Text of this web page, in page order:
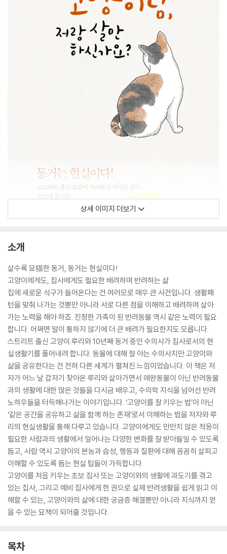
상세 이미지 더보기
소개
살수록 묘猫한 동거, 동거는 현실이다!
고양이에게도, 집사에게도 필요한 배려하며 반려하는 삶
집에 새로운 식구가 들어온다는 건 여러모로 매우 큰 사건입니다. 생활패
턴을 맞춰 나가는 것뿐만 아니라 서로 다른 점을 이해하고 배려하며 살아
가는 노력을 해야 하죠. 진정한 가족이 된 반려동물 역시 같은 노력이 필요
합니다. 어쩌면 말이 통하지 않기에 더 큰 배려가 필요한지도 모릅니다.
스트리트 출신 고양이 루리와 10년째 동거 중인 수의사가 집사로서의 현
실생활기를 풀어내려 합니다. 동물에 대해 잘 아는 수의사지만 고양이와
삶을 공유한다는 건 전혀 다른 세계가 펼쳐진 느낌이었습니다. 이 책은 저
자가 어느 날 갑자기 찾아온 루리와 살아가면서 애완동물이 아닌 반려동물
과의 생활에 대한 많은 것들을 다시금 배우고, 수의학 지식을 넘어선 반려
노하우들을 터득해나가는 이야기입니다. ‘고양이를 잘 키우는 법’이 아닌
‘같은 공간을 공유하고 삶을 함께 하는 존재’로서 이해하는 법을 저자와 루
리의 현실생활을 통해 다루고 있습니다. 고양이에게도 만만치 않은 적응이
필요한 사람과의 생활에서 일어나는 다양한 변화를 잘 받아들일 수 있도록
돕고, 사람 역시 고양이의 본능과 습성, 행동과 질환에 대해 꼼꼼히 살피고
이해할 수 있도록 돕는 현실 팁들이 가득합니다.
고양이를 처음 키우는 초보 집사 또는 고양이와의 생활에 과도기를 겪고
있는 집사, 그리고 예비 집사에게 한 권으로 실제 반려생활을 쉽게 읽고 이
해할 수 있는, 고양이와의 삶에 대한 궁금증 해결뿐만 아니라 지식까지 얻
을 수 있는 묘책이 되어줄 것입니다.
목차